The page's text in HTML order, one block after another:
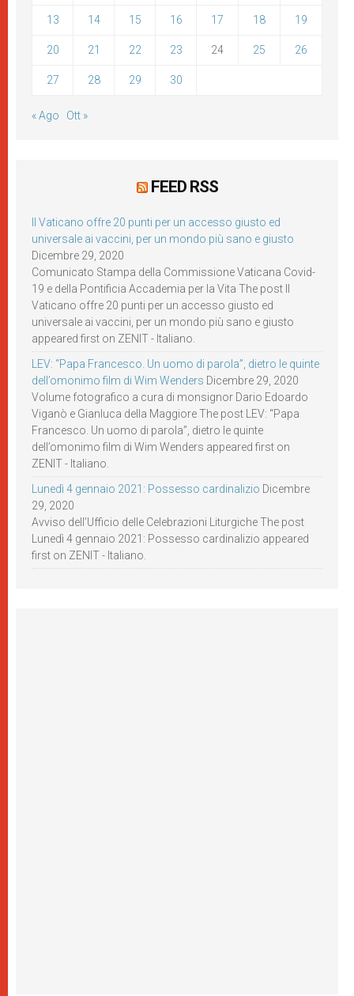
13 14 15 16 17 18 19
20 21 22 23 24 25 26
27 28 29 30
« Ago Ott »
FEED RSS
Il Vaticano offre 20 punti per un accesso giusto ed
universale ai vaccini, per un mondo più sano e giusto
Dicembre 29, 2020
Comunicato Stampa della Commissione Vaticana Covid-
19 e della Pontificia Accademia per la Vita The post Il
Vaticano offre 20 punti per un accesso giusto ed
universale ai vaccini, per un mondo più sano e giusto
appeared first on ZENIT - Italiano.
LEV: “Papa Francesco. Un uomo di parola”, dietro le quinte
dell’omonimo film di Wim Wenders Dicembre 29, 2020
Volume fotografico a cura di monsignor Dario Edoardo
Viganò e Gianluca della Maggiore The post LEV: “Papa
Francesco. Un uomo di parola”, dietro le quinte
dell’omonimo film di Wim Wenders appeared first on
ZENIT - Italiano.
Lunedì 4 gennaio 2021: Possesso cardinalizio Dicembre
29, 2020
Avviso dell’Ufficio delle Celebrazioni Liturgiche The post
Lunedì 4 gennaio 2021: Possesso cardinalizio appeared
first on ZENIT - Italiano.